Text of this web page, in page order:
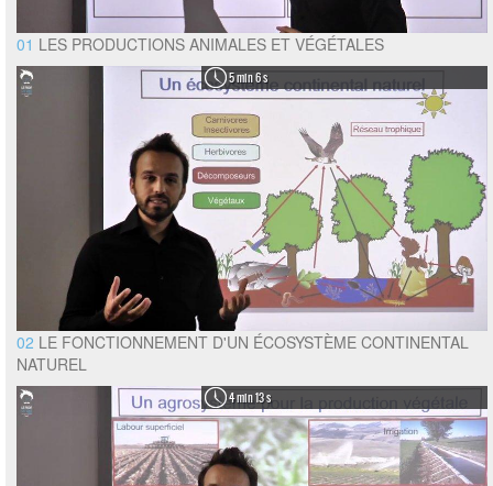
01 LES PRODUCTIONS ANIMALES ET VÉGÉTALES
5 min 6 s
02 LE FONCTIONNEMENT D'UN ÉCOSYSTÈME CONTINENTAL
NATUREL
4 min 13 s